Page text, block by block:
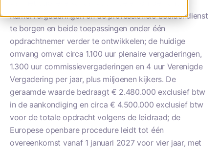
Kamervergaderingen en de professionele beeldendienst
te borgen en beide toepassingen onder één
opdrachtnemer verder te ontwikkelen; de huidige
omvang omvat circa 1.100 uur plenaire vergaderingen,
1.300 uur commissievergaderingen en 4 uur Verenigde
Vergadering per jaar, plus miljoenen kijkers. De
geraamde waarde bedraagt € 2.480.000 exclusief btw
in de aankondiging en circa € 4.500.000 exclusief btw
voor de totale opdracht volgens de leidraad; de
Europese openbare procedure leidt tot één
overeenkomst vanaf 1 januari 2027 voor vier jaar, met